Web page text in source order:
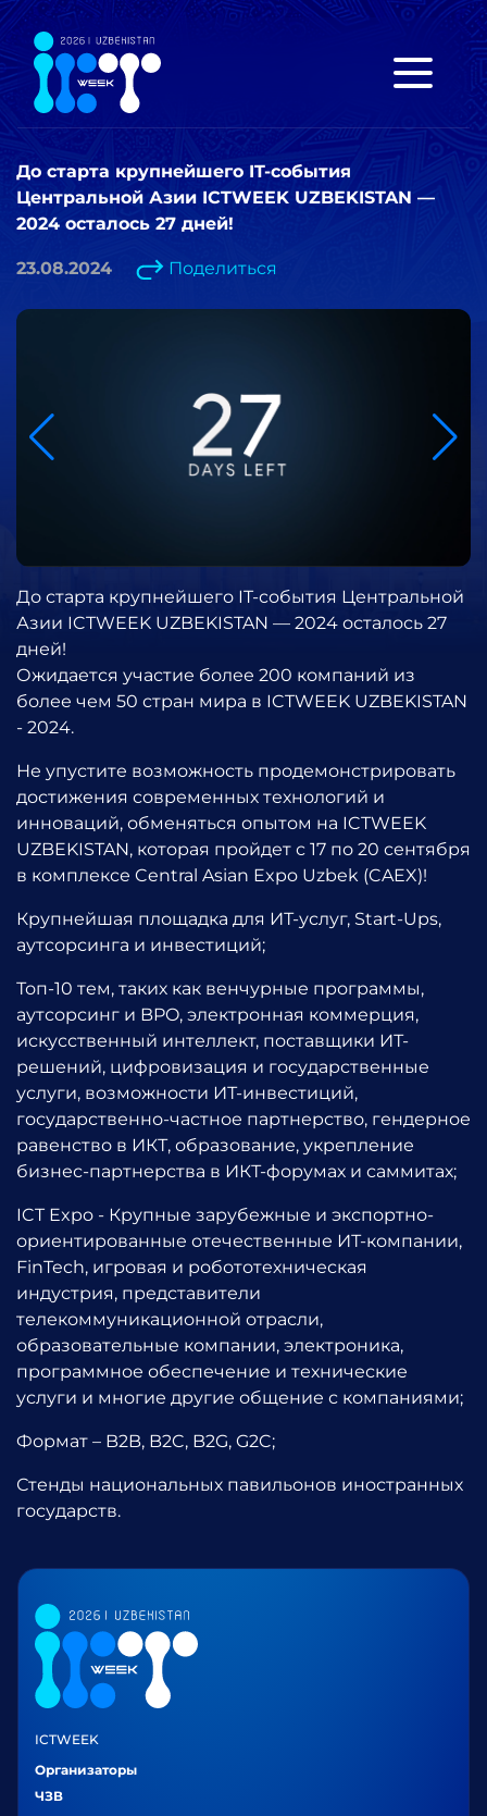
До старта крупнейшего IT-события
Центральной Азии ICTWEEK UZBEKISTAN —
2024 осталось 27 дней!
23.08.2024 Поделиться
До старта крупнейшего IT-события Центральной
Азии ICTWEEK UZBEKISTAN — 2024 осталось 27
дней!
Ожидается участие более 200 компаний из
более чем 50 стран мира в ICTWEEK UZBEKISTAN
- 2024.
Не упустите возможность продемонстрировать
достижения современных технологий и
инноваций, обменяться опытом на ICTWEEK
UZBEKISTAN, которая пройдет с 17 по 20 сентября
в комплексе Central Asian Expo Uzbek (CAEX)!
Крупнейшая площадка для ИТ-услуг, Start-Ups,
аутсорсинга и инвестиций;
Топ-10 тем, таких как венчурные программы,
аутсорсинг и BPO, электронная коммерция,
искусственный интеллект, поставщики ИТ-
решений, цифровизация и государственные
услуги, возможности ИТ-инвестиций,
государственно-частное партнерство, гендерное
равенство в ИКТ, образование, укрепление
бизнес-партнерства в ИКТ-форумах и саммитах;
ICT Expo - Крупные зарубежные и экспортно-
ориентированные отечественные ИТ-компании,
FinTech, игровая и робототехническая
индустрия, представители
телекоммуникационной отрасли,
образовательные компании, электроника,
программное обеспечение и технические
услуги и многие другие общение с компаниями;
Формат – B2B, B2C, B2G, G2C;
Стенды национальных павильонов иностранных
государств.
ICTWEEK
Организаторы
ЧЗВ